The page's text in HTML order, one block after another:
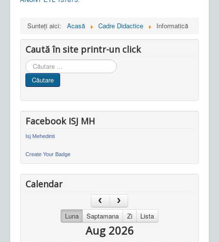
Sunteți aici: Acasă Cadre Didactice Informatică
Caută în site printr-un click
Cauta
in
site
Căutare
Facebook ISJ MH
Isj Mehedinti
Create Your Badge
Calendar
Luna Saptamana Zi Lista
Aug 2026